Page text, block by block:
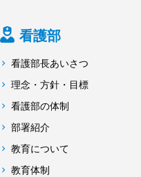
看護部
看護部長あいさつ
理念・方針・目標
看護部の体制
部署紹介
教育について
教育体制